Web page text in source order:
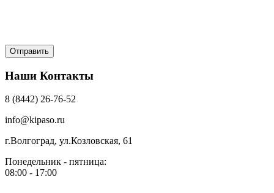
Наши Контакты
8 (8442) 26-76-52
info@kipaso.ru
г.Волгоград, ул.Козловская, 61
Понедельник - пятница:
08:00 - 17:00